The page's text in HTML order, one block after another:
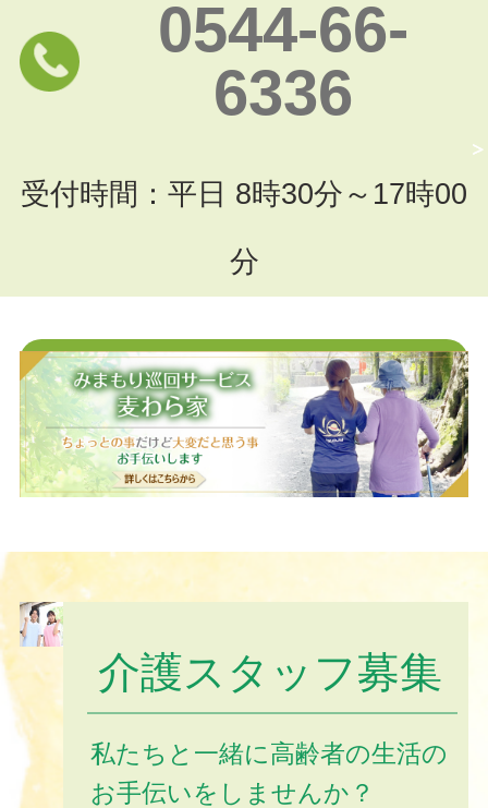
0544-66-
6336
受付時間：平日 8時30分～17時00
分
お問い合わせフォームはこちら
介護スタッフ募集
私たちと一緒に高齢者の生活の
お手伝いをしませんか？